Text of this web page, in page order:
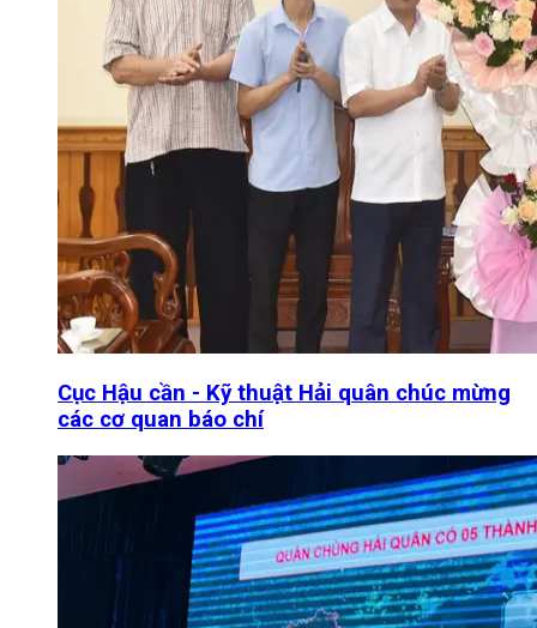
Cục Hậu cần - Kỹ thuật Hải quân chúc mừng
các cơ quan báo chí